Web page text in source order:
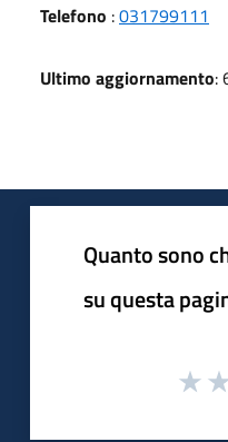
Telefono :031799111
Ultimo aggiornamento:
Quanto sono
su questa